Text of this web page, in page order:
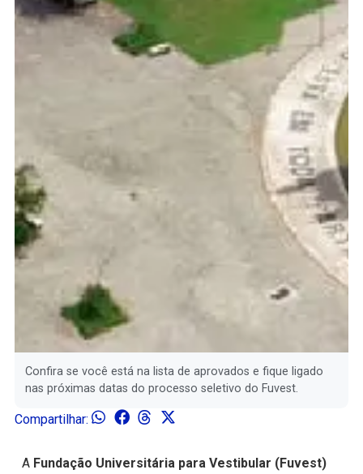
Confira se você está na lista de aprovados e fique ligado
nas próximas datas do processo seletivo do Fuvest.
Compartilhar:
A Fundação Universitária para Vestibular (Fuvest)